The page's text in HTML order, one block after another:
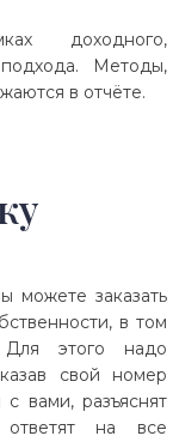
доходного,
Методы,
в отчёте.
можете заказать
в том
Для этого надо
свой номер
вами, разъяснят
на все